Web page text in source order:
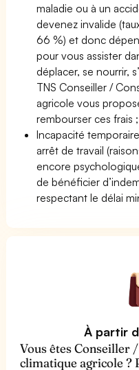
maladie ou à un
devenez invalide
66 %) et donc
pour vous assister
déplacer, se nourrir,
TNS Conseiller /
agricole vous
rembourser ces frais ;
Incapacité
arrêt de travail
encore
de bénéficier
respectant le délai
À partir
Vous êtes Conseiller
climatique agricole ?